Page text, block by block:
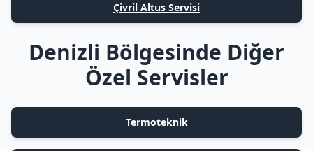
Çivril Altus Servisi
Denizli Bölgesinde Diğer
Özel Servisler
Termoteknik